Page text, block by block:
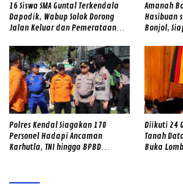
16 Siswa SMA Guntal Terkendala
Dapodik, Wabup Solok Dorong
Jalan Keluar dan Pemerataan
Amanah
Hasibuan
Bonjol,
Polres Kendal Siagakan 170
Personel Hadapi Ancaman
Karhutla, TNI hingga BPBD
Diikuti 24
Tanah
Buka